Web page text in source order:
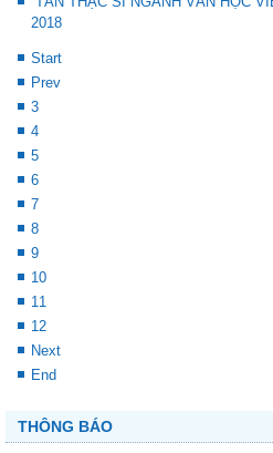
2018
Start
Prev
3
4
5
6
7
8
9
10
11
12
Next
End
THÔNG BÁO